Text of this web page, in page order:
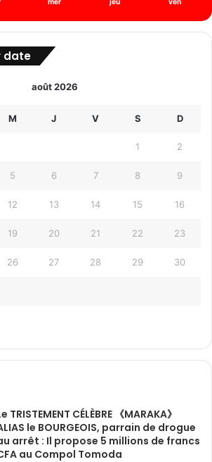
mer jeu ven
date
août 2026
M J V S D
1 2
5 6 7 8 9
12 13 14 15 16
19 20 21 22 23
26 27 28 29 30
TRISTEMENT CÉLÈBRE 《MARAKA》
le BOURGEOIS, parrain de drogue
arrêt : Il propose 5 millions de francs
au Compol Tomoda